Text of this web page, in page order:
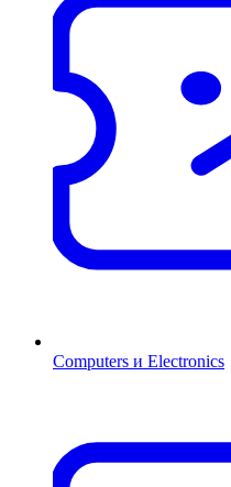
Computers и Electronics